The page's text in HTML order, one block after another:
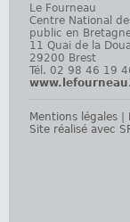
Le Fourneau
Centre National
public en
11 Quai de la
29200 Brest
Tél. 02 98 46 19
Mentions légales
Site réalisé avec